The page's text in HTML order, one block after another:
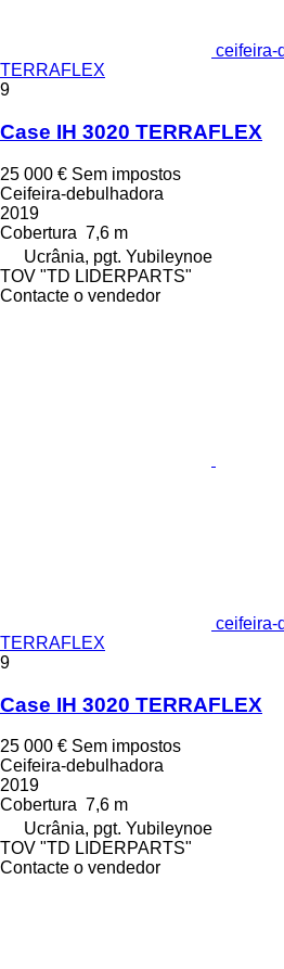
ceifeira-
TERRAFLEX
9
Case IH 3020 TERRAFLEX
25 000 € Sem impostos
Ceifeira-debulhadora
2019
Cobertura 7,6 m
Ucrânia, pgt. Yubileynoe
TOV "TD LIDERPARTS"
Contacte o vendedor
ceifeira-
TERRAFLEX
9
Case IH 3020 TERRAFLEX
25 000 € Sem impostos
Ceifeira-debulhadora
2019
Cobertura 7,6 m
Ucrânia, pgt. Yubileynoe
TOV "TD LIDERPARTS"
Contacte o vendedor